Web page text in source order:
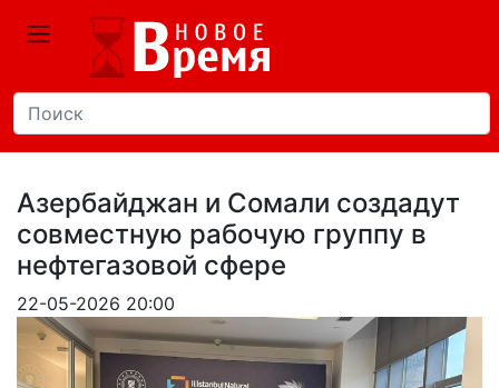
Азербайджан и Сомали создадут
совместную рабочую группу в
нефтегазовой сфере
22-05-2026 20:00